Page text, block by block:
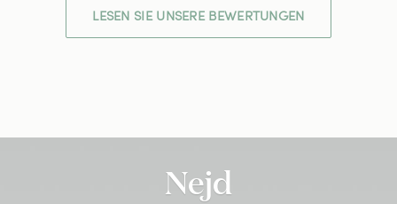
LESEN SIE UNSERE BEWERTUNGEN
Nejd